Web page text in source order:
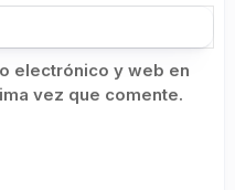
electrónico y web en
vez que comente.